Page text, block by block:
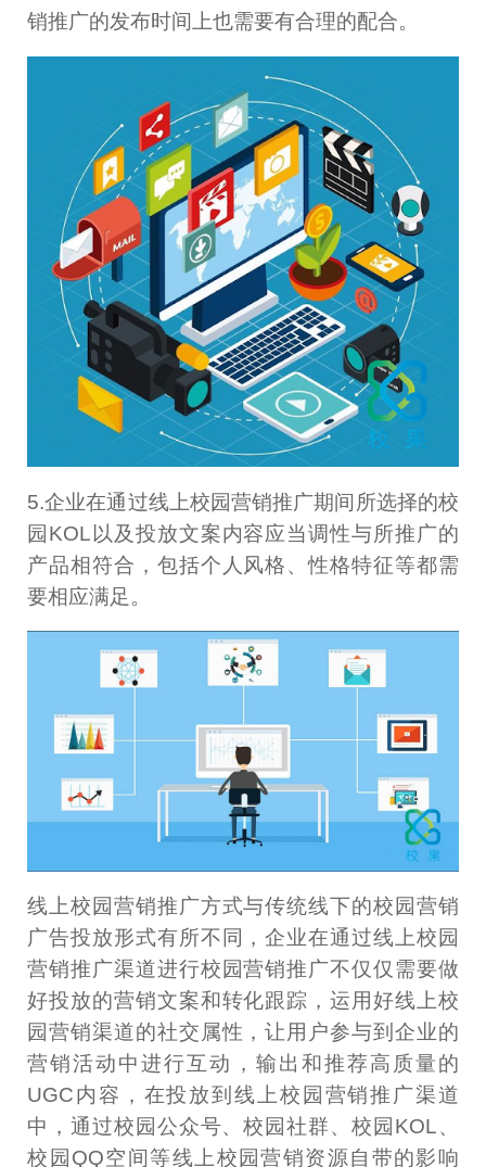
销推广的发布时间上也需要有合理的配合。
5.企业在通过线上校园营销推广期间所选择的校
园KOL以及投放文案内容应当调性与所推广的
产品相符合，包括个人风格、性格特征等都需
要相应满足。
线上校园营销推广方式与传统线下的校园营销
广告投放形式有所不同，企业在通过线上校园
营销推广渠道进行校园营销推广不仅仅需要做
好投放的营销文案和转化跟踪，运用好线上校
园营销渠道的社交属性，让用户参与到企业的
营销活动中进行互动，输出和推荐高质量的
UGC内容，在投放到线上校园营销推广渠道
中，通过校园公众号、校园社群、校园KOL、
校园QQ空间等线上校园营销资源自带的影响